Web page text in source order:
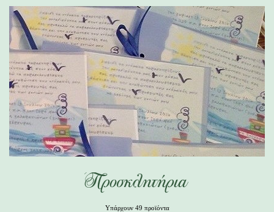
Προσκλητήρια
Υπάρχουν 49 προϊόντα